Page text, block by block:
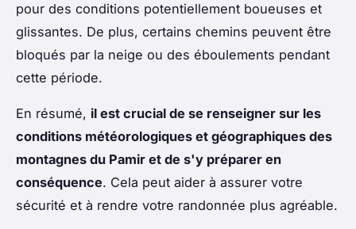
pour des conditions potentiellement boueuses et
glissantes. De plus, certains chemins peuvent être
bloqués par la neige ou des éboulements pendant
cette période.
En résumé, il est crucial de se renseigner sur les
conditions météorologiques et géographiques des
montagnes du Pamir et de s'y préparer en
conséquence. Cela peut aider à assurer votre
sécurité et à rendre votre randonnée plus agréable.